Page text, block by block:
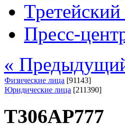
Третейский
Пресс-
«
Физические лица [91143]
Юридические лица [211390]
Т306АР777